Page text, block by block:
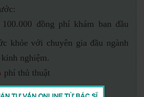
100.000 đồng phí khám ban đầu
khỏe với chuyên gia đầu ngành
nghiệm.
phí thủ thuật
phí điều trị